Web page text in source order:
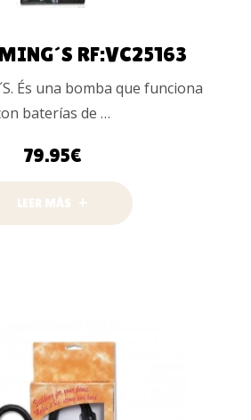
RF:VC25163
És una bomba que funciona
baterías de …
79.95€
LEER MÁS